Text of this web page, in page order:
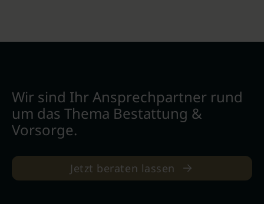
Wir sind Ihr Ansprechpartner rund
um das Thema Bestattung &
Vorsorge.
Jetzt beraten lassen